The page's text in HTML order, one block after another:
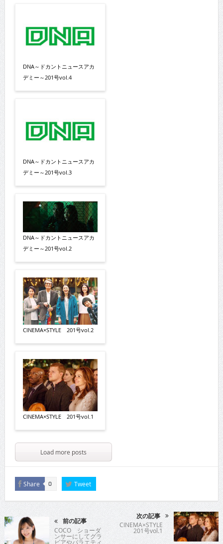
DNA～ドカントニュースアカ
デミー～201号vol.4
DNA～ドカントニュースアカ
デミー～201号vol.3
DNA～ドカントニュースアカ
デミー～201号vol.2
CINEMA×STYLE 201号vol.2
CINEMA×STYLE 201号vol.1
Load more posts
Share 0 Tweet
前の記事
COCO ショーダ
ンサーにしてグラ
ビアやバラエティ
次の記事
CINEMA×STYLE
201号vol.1